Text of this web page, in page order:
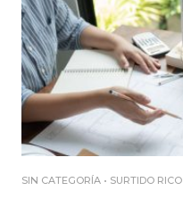
SIN CATEGORÍA • SURTIDO RICO